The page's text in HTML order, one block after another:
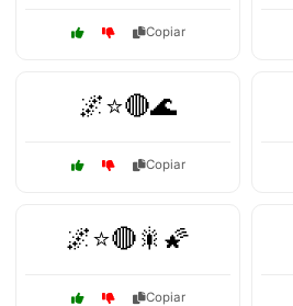
Copiar
🌌⭐🔴🌊
Copiar
🌌⭐🔴🎇🌠
Copiar